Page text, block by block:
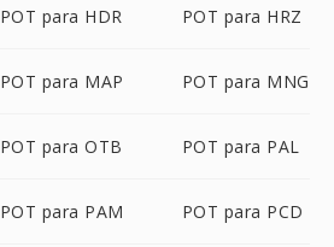
POT para HDR POT para HRZ
POT para MAP POT para MNG
POT para OTB POT para PAL
POT para PAM POT para PCD